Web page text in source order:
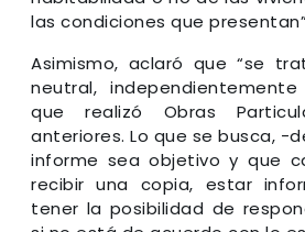
las condiciones que
Asimismo, aclaró que “se
neutral,
que realizó Obras
anteriores. Lo que se busca, -
informe sea objetivo y que
recibir una copia, estar
tener la posibilidad de